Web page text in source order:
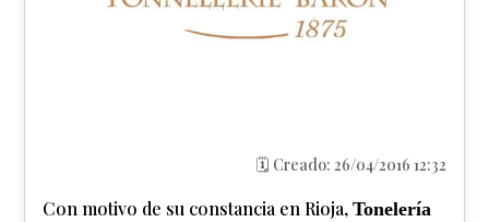
🗓️ Creado: 26/04/2016 12:32
Con motivo de su constancia en Rioja, Tonelería